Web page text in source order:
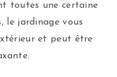
toutes une certaine
le jardinage vous
et peut être